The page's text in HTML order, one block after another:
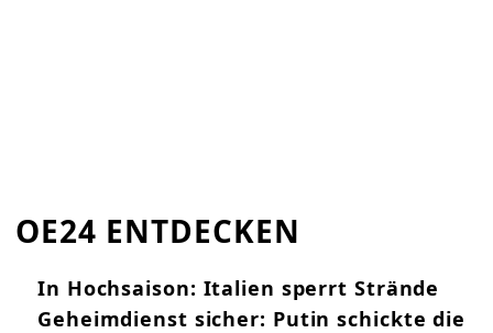
OE24 ENTDECKEN
In Hochsaison: Italien sperrt Strände
Geheimdienst sicher: Putin schickte die